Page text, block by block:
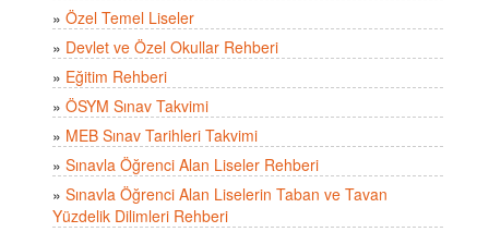
» Özel Temel Liseler
» Devlet ve Özel Okullar Rehberi
» Eğitim Rehberi
» ÖSYM Sınav Takvimi
» MEB Sınav Tarihleri Takvimi
» Sınavla Öğrenci Alan Liseler Rehberi
» Sınavla Öğrenci Alan Liselerin Taban ve Tavan
Yüzdelik Dilimleri Rehberi